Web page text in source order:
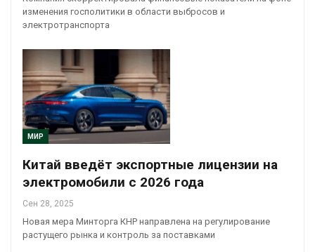
изменения госполитики в области выбросов и
электротранспорта
МИР
Китай введёт экспортные лицензии на
электромобили с 2026 года
Сен 28, 2025
Новая мера Минторга КНР направлена на регулирование
растущего рынка и контроль за поставками